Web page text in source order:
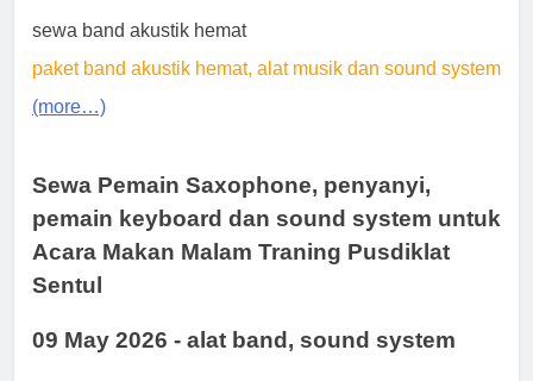
sewa band akustik hemat
paket band akustik hemat, alat musik dan sound system
(more…)
Sewa Pemain Saxophone, penyanyi,
pemain keyboard dan sound system untuk
Acara Makan Malam Traning Pusdiklat
Sentul
09 May 2026 - alat band, sound system